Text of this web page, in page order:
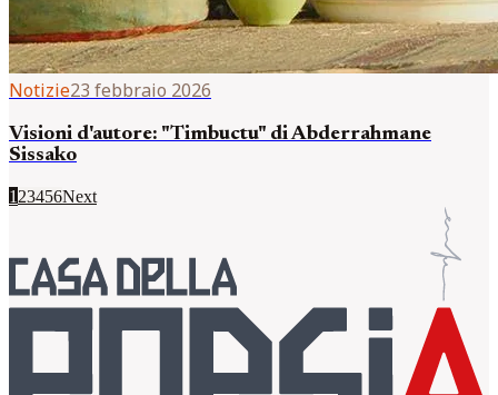
Notizie23 febbraio 2026
Visioni d'autore: "Timbuctu" di Abderrahmane
Sissako
1 23456Next